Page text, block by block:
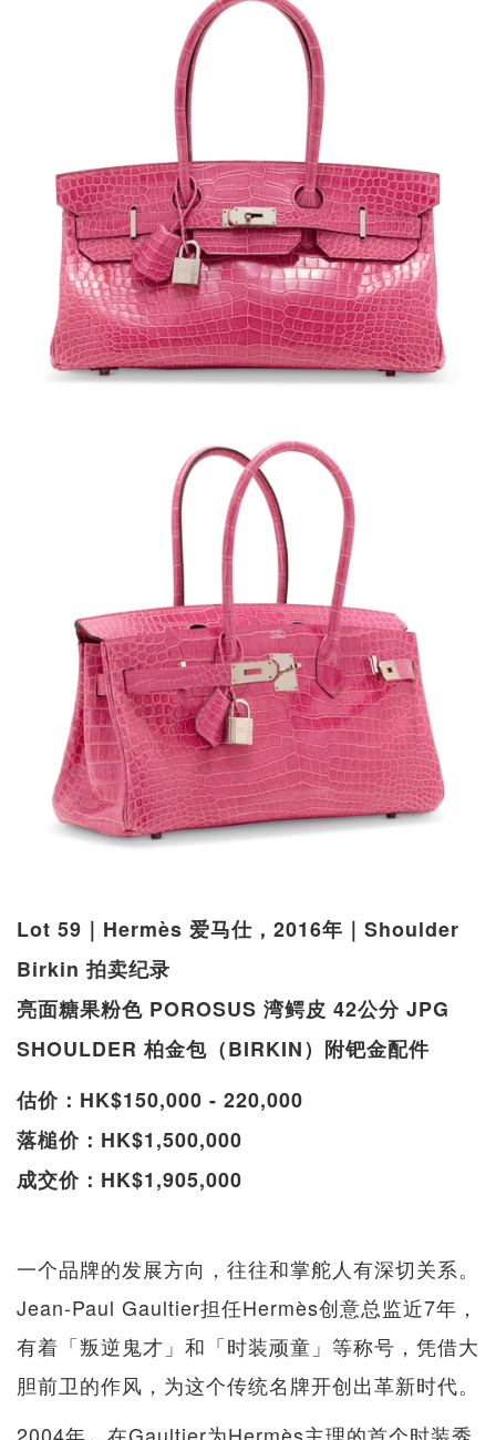
Lot 59｜Hermès 爱马仕，2016年｜Shoulder
Birkin 拍卖纪录
亮面糖果粉色 POROSUS 湾鳄皮 42公分 JPG
SHOULDER 柏金包（BIRKIN）附钯金配件
估价：HK$150,000 - 220,000
落槌价：HK$1,500,000
成交价：HK$1,905,000
一个品牌的发展方向，往往和掌舵人有深切关系。
Jean-Paul Gaultier担任Hermès创意总监近7年，
有着「叛逆鬼才」和「时装顽童」等称号，凭借大
胆前卫的作风，为这个传统名牌开创出革新时代。
2004年，在Gaultier为Hermès主理的首个时装秀